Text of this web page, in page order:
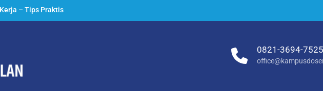
– Tips Praktis
– Langkah Praktis
Kerja
0821-3694-7525